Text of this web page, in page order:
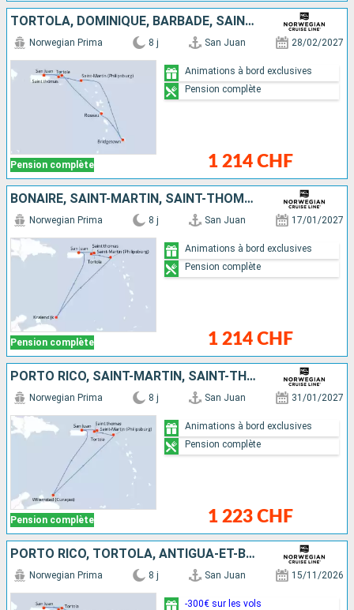
TORTOLA, DOMINIQUE, BARBADE, SAINT-MARTIN, SAINT-THOMAS, PORTO RICO
Pension complète
Norwegian Prima 8 j San Juan 28/02/2027
1 214 CHF
Animations à bord exclusives
Pension complète
BONAIRE, SAINT-MARTIN, SAINT-THOMAS, TORTOLA, PORTO RICO
Pension complète
Norwegian Prima 8 j San Juan 17/01/2027
1 214 CHF
Animations à bord exclusives
Pension complète
PORTO RICO, SAINT-MARTIN, SAINT-THOMAS, TORTOLA
Pension complète
Norwegian Prima 8 j San Juan 31/01/2027
1 223 CHF
Animations à bord exclusives
Pension complète
PORTO RICO, TORTOLA, ANTIGUA-ET-BARBUDA, BARBADE, GUADELOUPE, SAINT-MARTIN, SAINT-THOMAS
Norwegian Prima 8 j San Juan 15/11/2026
-300€ sur les vols